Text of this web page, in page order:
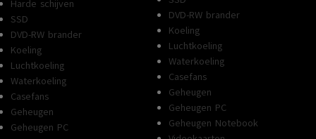
Harde schijven
SSD
DVD-RW brander
Koeling
Luchtkoeling
Waterkoeling
Casefans
Geheugen
Geheugen PC
DVD-RW brander
Koeling
Luchtkoeling
Waterkoeling
Casefans
Geheugen
Geheugen PC
Geheugen Notebook